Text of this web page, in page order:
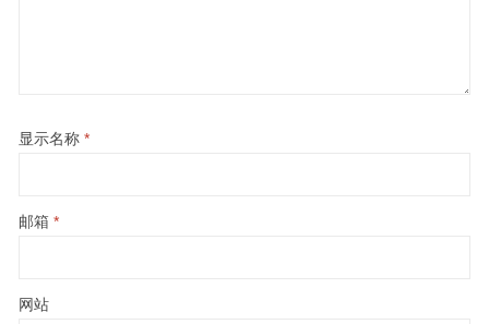
显示名称 *
邮箱 *
网站